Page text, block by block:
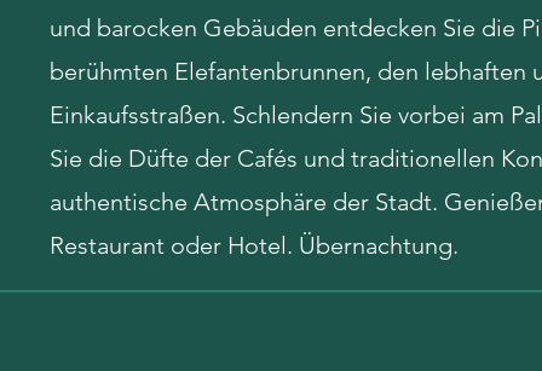
und barocken Gebäuden entdecken Sie die
berühmten Elefantenbrunnen, den lebhaften
Einkaufsstraßen. Schlendern Sie vorbei am
Sie die Düfte der Cafés und traditionellen
authentische Atmosphäre der Stadt.
Restaurant oder Hotel. Übernachtung.